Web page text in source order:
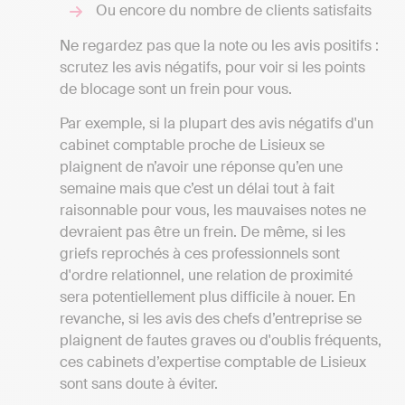
Ou encore du nombre de clients satisfaits
Ne regardez pas que la note ou les avis positifs :
scrutez les avis négatifs, pour voir si les points
de blocage sont un frein pour vous.
Par exemple, si la plupart des avis négatifs d'un
cabinet comptable proche de Lisieux se
plaignent de n’avoir une réponse qu’en une
semaine mais que c’est un délai tout à fait
raisonnable pour vous, les mauvaises notes ne
devraient pas être un frein. De même, si les
griefs reprochés à ces professionnels sont
d'ordre relationnel, une relation de proximité
sera potentiellement plus difficile à nouer. En
revanche, si les avis des chefs d’entreprise se
plaignent de fautes graves ou d'oublis fréquents,
ces cabinets d’expertise comptable de Lisieux
sont sans doute à éviter.